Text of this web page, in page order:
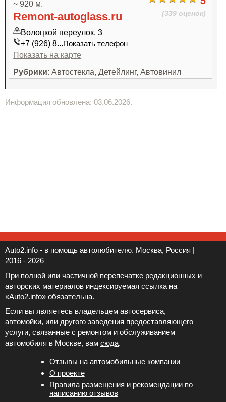
(339 оценок)
~ 920 м.
Remont-autoglass.ru
Волоцкой переулок, 3
+7 (926) 8...Показать телефон
Показать на карте
Рубрики: Автостекла, Детейлинг, Автовинил
Информация обновлена: 03.06.2026.
Auto2.info - в помощь автолюбителю. Москва, Россия |
2016 - 2026
При полной или частичной перепечатке редакционных и
авторских материалов индексируемая ссылка на
«Auto2.info» обязательна.
Если вы являетесь владельцем автосервиса,
автомойки, или другого заведения предоставляющего
услуги, связанные с ремонтом и обслуживанием
автомобиля в Москве, вам сюда.
Отзывы на автомобильные компании